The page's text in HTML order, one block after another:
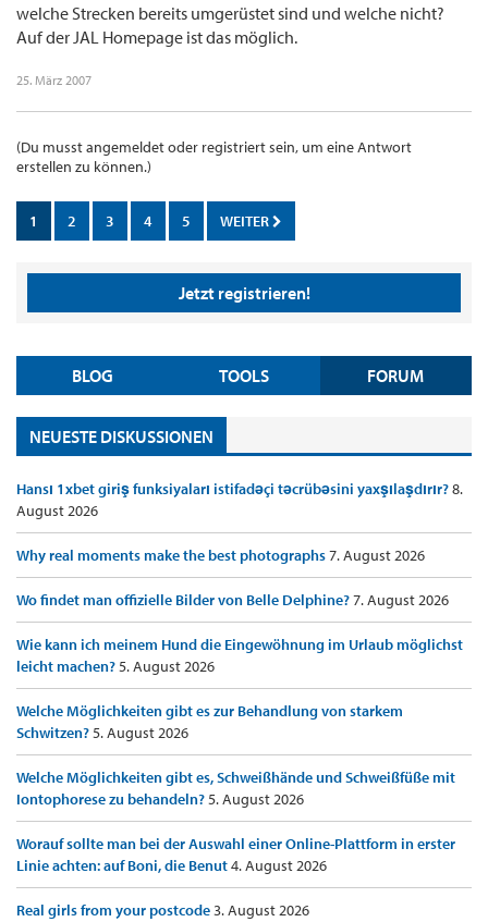
welche Strecken bereits umgerüstet sind und welche nicht?
Auf der JAL Homepage ist das möglich.
25. März 2007
(Du musst angemeldet oder registriert sein, um eine Antwort
erstellen zu können.)
1 2 3 4 5 WEITER
Jetzt registrieren!
BLOG TOOLS FORUM
NEUESTE DISKUSSIONEN
Hansı 1xbet giriş funksiyaları istifadəçi təcrübəsini yaxşılaşdırır?8.
August 2026
Why real moments make the best photographs7. August 2026
Wo findet man offizielle Bilder von Belle Delphine?7. August 2026
Wie kann ich meinem Hund die Eingewöhnung im Urlaub möglichst
leicht machen?5. August 2026
Welche Möglichkeiten gibt es zur Behandlung von starkem
Schwitzen?5. August 2026
Welche Möglichkeiten gibt es, Schweißhände und Schweißfüße mit
Iontophorese zu behandeln?5. August 2026
Worauf sollte man bei der Auswahl einer Online-Plattform in erster
Linie achten: auf Boni, die Benut4. August 2026
Real girls from your postcode3. August 2026